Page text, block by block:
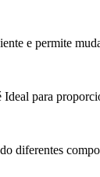
e permite
para
diferentes